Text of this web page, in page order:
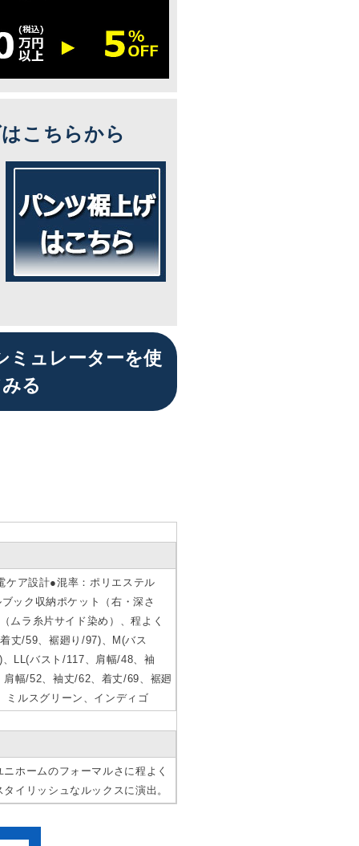
こちらから
ミュレーターを使
る
ア設計●混率：ポリエステル
ック収納ポケット（右・深さ
ムラ糸片サイド染め）、程よく
丈/59、裾廻り/97)、M(バス
LL(バスト/117、肩幅/48、袖
幅/52、袖丈/62、着丈/69、裾廻
ルスグリーン、インディゴ
ホームのフォーマルさに程よく
イリッシュなルックスに演出。